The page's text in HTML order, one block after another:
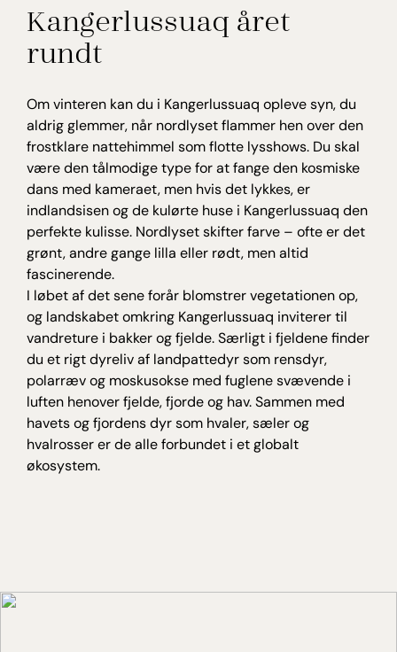
Kangerlussuaq året
rundt
Om vinteren kan du i Kangerlussuaq opleve syn, du
aldrig glemmer, når nordlyset flammer hen over den
frostklare nattehimmel som flotte lysshows. Du skal
være den tålmodige type for at fange den kosmiske
dans med kameraet, men hvis det lykkes, er
indlandsisen og de kulørte huse i Kangerlussuaq den
perfekte kulisse. Nordlyset skifter farve – ofte er det
grønt, andre gange lilla eller rødt, men altid
fascinerende.
I løbet af det sene forår blomstrer vegetationen op,
og landskabet omkring Kangerlussuaq inviterer til
vandreture i bakker og fjelde. Særligt i fjeldene finder
du et rigt dyreliv af landpattedyr som rensdyr,
polarræv og moskusokse med fuglene svævende i
luften henover fjelde, fjorde og hav. Sammen med
havets og fjordens dyr som hvaler, sæler og
hvalrosser er de alle forbundet i et globalt
økosystem.